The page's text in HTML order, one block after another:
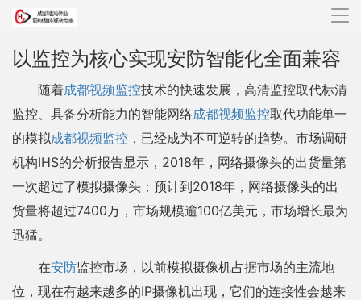
导
以监控为核心实现安防智能化全面兼容
随着成都视频监控技术的快速发展，高清监控取代标清
监控、具备分析能力的智能网络成都视频监控取代功能单一
的模拟成都视频监控 ，已经成为不可逆转的趋势。市场调研
机构IHS的分析报告显示，2018年，网络摄像头的出货量第
一次超过了模拟摄像头；预计到2018年，网络摄像头的出
货量将超过7400万，市场规模逾100亿美元，市场增长最为
迅猛。
在安防监控市场，以前模拟摄像机占据市场的主流地
位，现在有越来越多的IP摄像机出现，它们的连接性会越来